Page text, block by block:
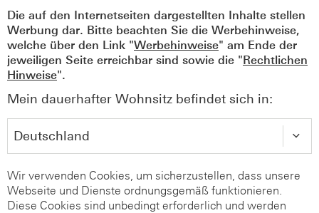
Die auf den Internetseiten dargestellten Inhalte stellen
Werbung dar. Bitte beachten Sie die Werbehinweise,
welche über den Link "Werbehinweise" am Ende der
jeweiligen Seite erreichbar sind sowie die "Rechtlichen
Hinweise".
Mein dauerhafter Wohnsitz befindet sich in:
Wir verwenden Cookies, um sicherzustellen, dass unsere
Webseite und Dienste ordnungsgemäß funktionieren.
Diese Cookies sind unbedingt erforderlich und werden